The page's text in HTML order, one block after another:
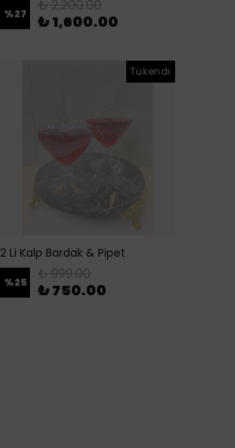
%27 ₺ 2,200.00
₺ 1,600.00
Tükendi
2 Li Kalp Bardak & Pipet
%25 ₺ 999.00
₺ 750.00